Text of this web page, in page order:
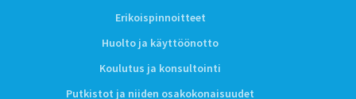
Erikoispinnoitteet
Huolto ja käyttöönotto
Koulutus ja konsultointi
Putkistot ja niiden osakokonaisuudet